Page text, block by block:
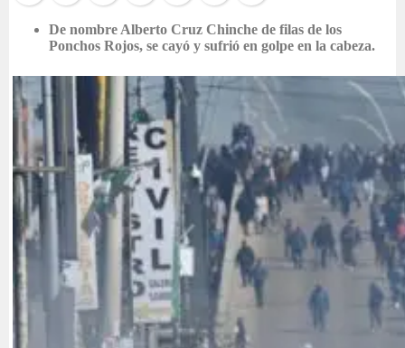
De nombre Alberto Cruz Chinche de filas de los
Ponchos Rojos, se cayó y sufrió en golpe en la cabeza.